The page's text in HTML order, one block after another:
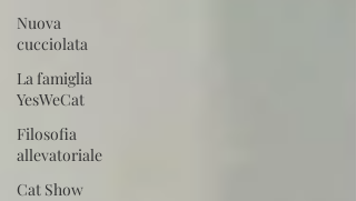
Nuova
cucciolata
La famiglia
YesWeCat
Filosofia
allevatoriale
Cat Show